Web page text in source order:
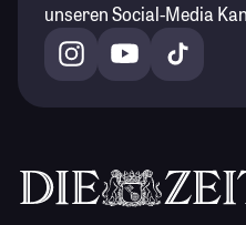
unseren Social-Media